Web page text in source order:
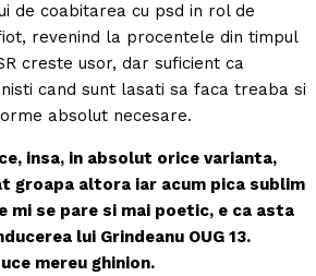
de coabitarea cu psd in rol de
revenind la procentele din timpul
creste usor, dar suficient ca
cand sunt lasati sa faca treaba si
absolut necesare.
insa, in absolut orice varianta,
groapa altora iar acum pica sublim
mi se pare si mai poetic, e ca asta
lui Grindeanu OUG 13.
mereu ghinion.